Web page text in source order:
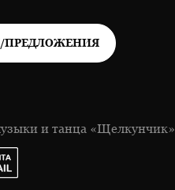
ПРЕДЛОЖЕНИЯ
и танца «Щелкунчик»